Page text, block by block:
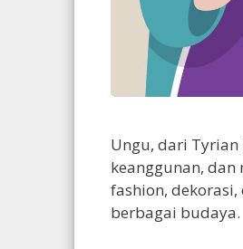
Ungu, dari
keanggunan,
fashion,
berbagai budaya.